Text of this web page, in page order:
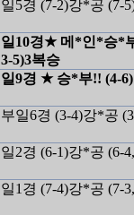
일5경 (7-2)강*공 (7-
일10경★ 메*인*승*
3-5)3복승
일9경 ★ 승*부!! (4-
부일6경 (3-4)강*공
일2경 (6-1)강*공 (6-
일1경 (7-4)강*공 (7-